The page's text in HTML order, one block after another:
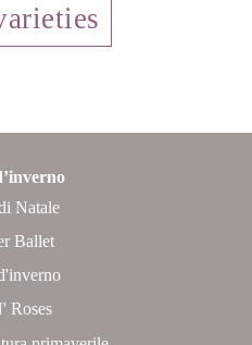
Natale
Ballet
Roses